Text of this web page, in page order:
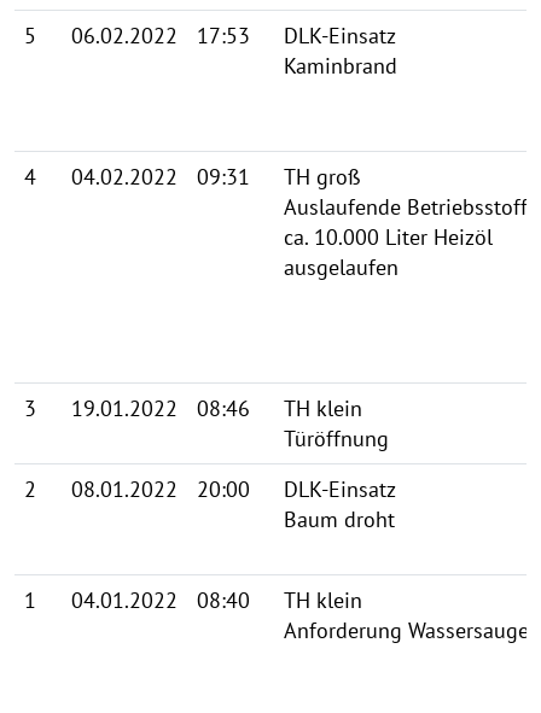
5
06.02.2022 17:53
DLK-Einsatz
Kaminbrand
4 04.02.2022 09:31
TH groß
Auslaufende Betriebsstoffe
ca. 10.000 Liter Heizöl
ausgelaufen
3 19.01.2022 08:46
TH klein
Türöffnung
2
08.01.2022 20:00
DLK-Einsatz
Baum droht
1 04.01.2022 08:40
TH klein
Anforderung Wassersauger